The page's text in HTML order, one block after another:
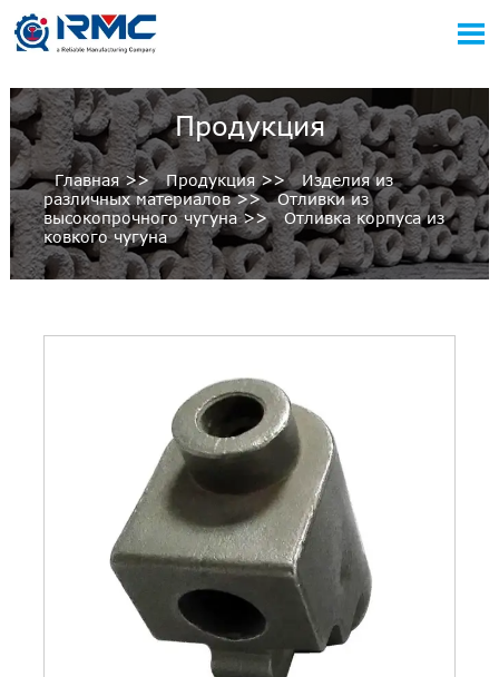

Продукция
Главная>> Продукция>> Изделия из
различных материалов>> Отливки из
высокопрочного чугуна>> Отливка корпуса из
ковкого чугуна